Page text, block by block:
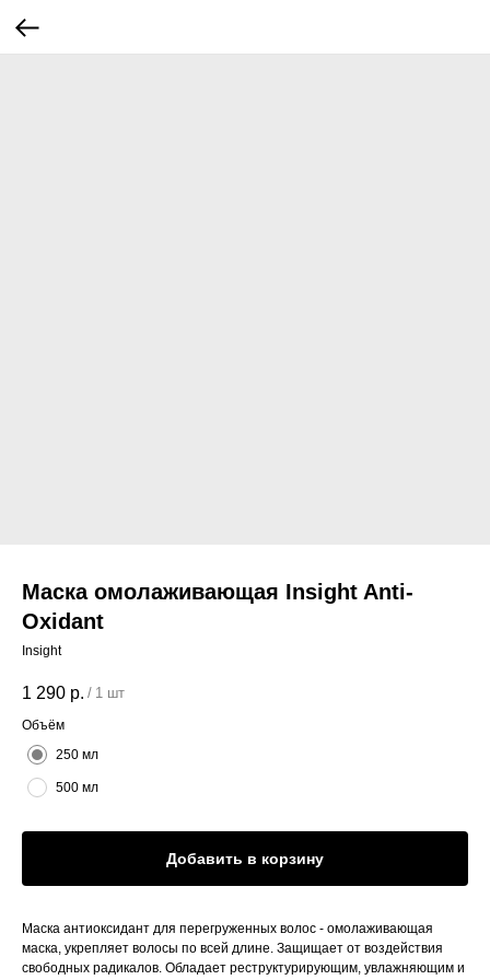
Маска омолаживающая Insight Anti-
Oxidant
Insight
1 290 р. / 1 шт
Объём
250 мл
500 мл
Добавить в корзину
Маска антиоксидант для перегруженных волос - омолаживающая
маска, укрепляет волосы по всей длине. Защищает от воздействия
свободных радикалов. Обладает реструктурирующим, увлажняющим и